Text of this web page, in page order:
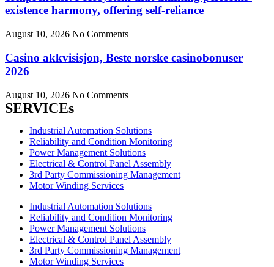
existence harmony, offering self-reliance
August 10, 2026 No Comments
Casino akkvisisjon, Beste norske casinobonuser
2026
August 10, 2026 No Comments
SERVICEs
Industrial Automation Solutions
Reliability and Condition Monitoring
Power Management Solutions
Electrical & Control Panel Assembly
3rd Party Commissioning Management
Motor Winding Services
Industrial Automation Solutions
Reliability and Condition Monitoring
Power Management Solutions
Electrical & Control Panel Assembly
3rd Party Commissioning Management
Motor Winding Services